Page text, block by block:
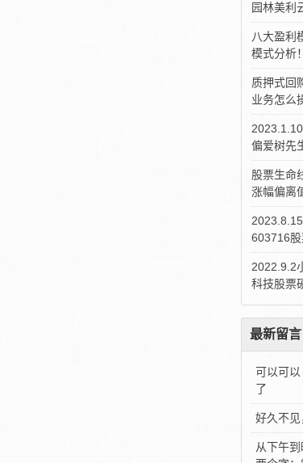
园林美利
八大盈利
模式分析！
质押式回
业务怎么
偏爱树先
股票生命
涨幅偏离
603716股
2022.9.2
科技股票
最新留言
可以可
了
好久不见
从下午